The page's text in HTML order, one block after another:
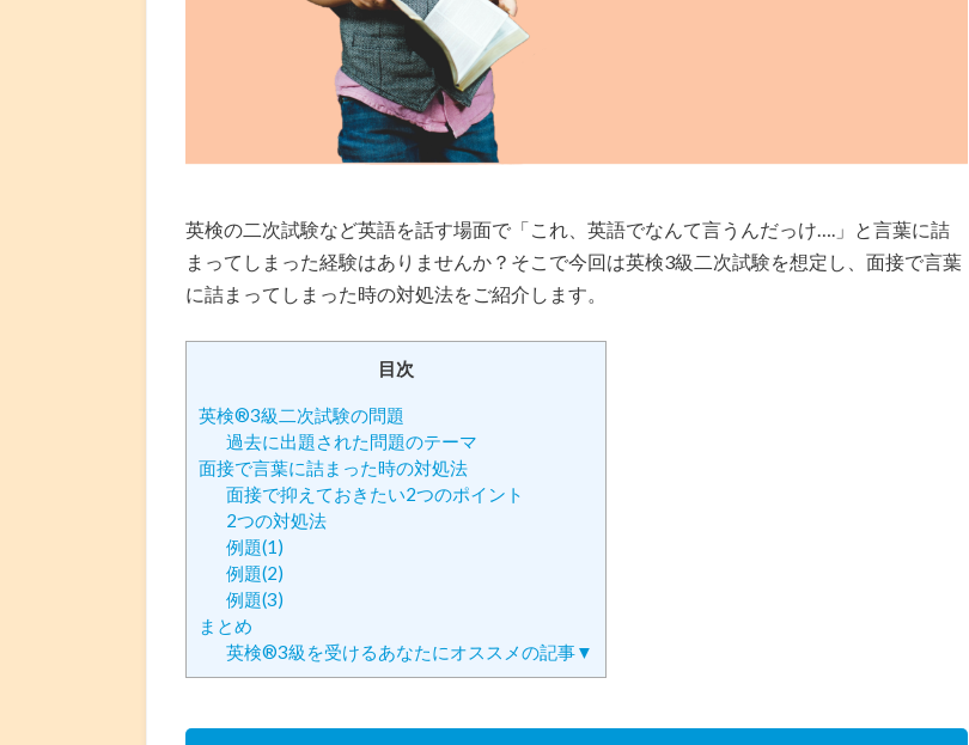
英検の二次試験など英語を話す場面で「これ、英語でなんて言うんだっけ….」と言葉に詰
まってしまった経験はありませんか？そこで今回は英検3級二次試験を想定し、面接で言葉
に詰まってしまった時の対処法をご紹介します。
目次
英検®3級二次試験の問題
過去に出題された問題のテーマ
面接で言葉に詰まった時の対処法
面接で抑えておきたい2つのポイント
2つの対処法
例題(1)
例題(2)
例題(3)
まとめ
英検®️3級を受けるあなたにオススメの記事▼